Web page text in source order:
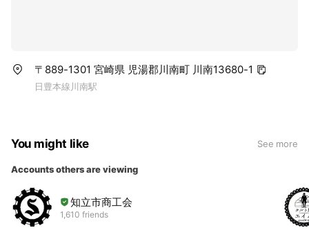
〒889-1301 宮崎県 児湯郡川南町 川南13680-1
日豊本線川南駅
You might like See more
Accounts others are viewing
知立市商工会
1,610 friends